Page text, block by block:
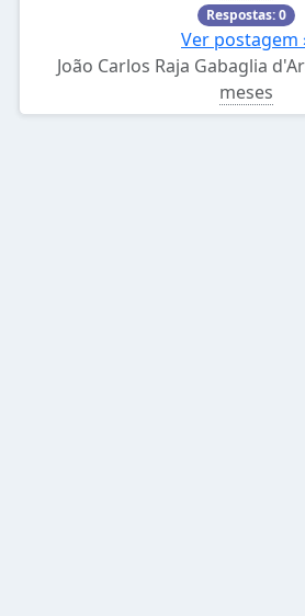
Respostas: 0
Ver postagem
João Carlos Raja Gabaglia
meses